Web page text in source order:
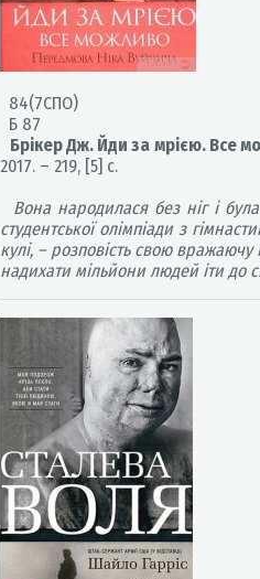
84(7СПО)
Б 87
Брікер Дж. Йди за мрією. Все
2017. – 219, [5] с.
Вона народилася без ніг і
студентської олімпіади з
кулі, – розповість свою
надихати мільйони людей іти до